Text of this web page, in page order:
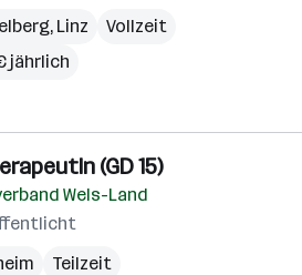
, Linz
Vollzeit
jährlich
(GD 15)
Wels-Land
Teilzeit